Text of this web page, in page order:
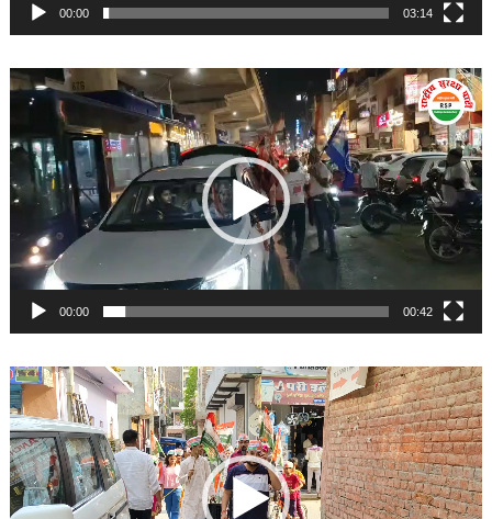
00:00 03:14
Video
Player
00:00 00:42
Video
Player